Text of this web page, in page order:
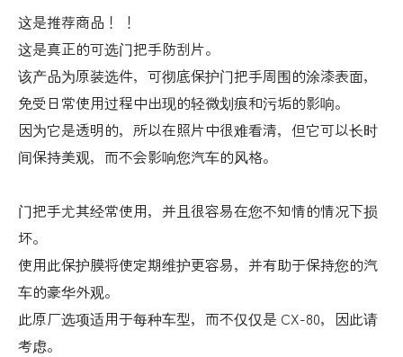
这是推荐商品！ ！
这是真正的可选门把手防刮片。
该产品为原装选件，可彻底保护门把手周围的涂漆表面，
免受日常使用过程中出现的轻微划痕和污垢的影响。
因为它是透明的，所以在照片中很难看清，但它可以长时
间保持美观，而不会影响您汽车的风格。
门把手尤其经常使用，并且很容易在您不知情的情况下损
坏。
使用此保护膜将使定期维护更容易，并有助于保持您的汽
车的豪华外观。
此原厂选项适用于每种车型，而不仅仅是 CX-80，因此请
考虑。